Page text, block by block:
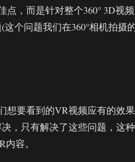
点，而是针对整个360° 3D视
个问题我们在360°相机拍摄
想要看到的VR视频应有的效
，只有解决了这些问题，这
容。